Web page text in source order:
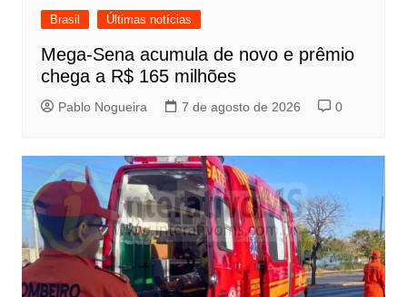
Brasil Últimas notícias
Mega-Sena acumula de novo e prêmio
chega a R$ 165 milhões
Pablo Nogueira 7 de agosto de 2026 0